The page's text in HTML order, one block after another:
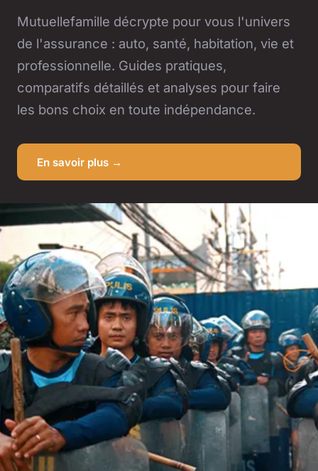
Mutuellefamille décrypte pour vous l'univers
de l'assurance : auto, santé, habitation, vie et
professionnelle. Guides pratiques,
comparatifs détaillés et analyses pour faire
les bons choix en toute indépendance.
En savoir plus →